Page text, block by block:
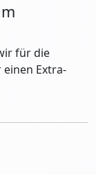
für die
Extra-